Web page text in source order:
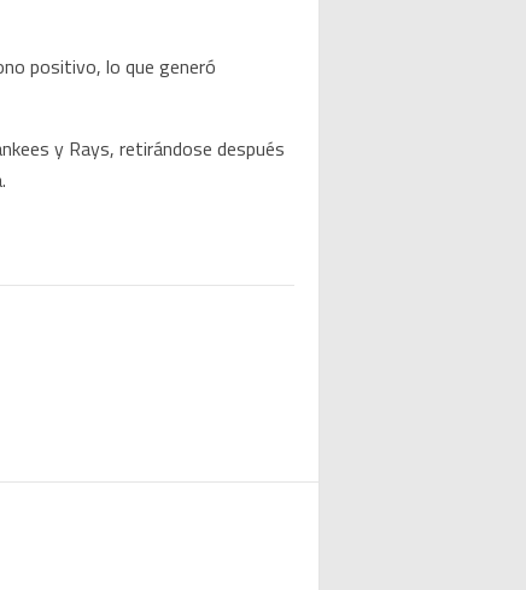
positivo, lo que generó
y Rays, retirándose después